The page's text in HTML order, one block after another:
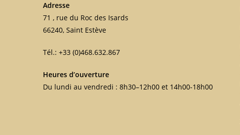
Adresse
71 , rue du Roc des Isards
66240, Saint Estève
Tél.: +33 (0)468.632.867
Heures d’ouverture
Du lundi au vendredi : 8h30–12h00 et 14h00-18h00